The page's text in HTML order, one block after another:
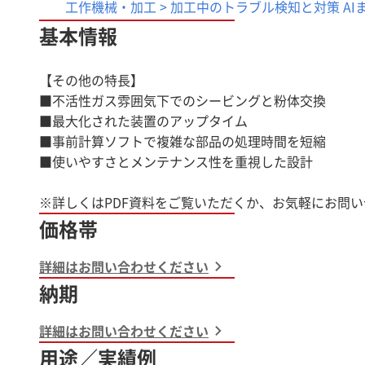
工作機械・加工 > 加工中のトラブル検知と対策 AI
基本情報
【その他の特長】
■不活性ガス雰囲気下でのシービングと粉体交換
■最大化された装置のアップタイム
■事前計算ソフトで複雑な部品の処理時間を短縮
■使いやすさとメンテナンス性を重視した設計
価格帯
詳細はお問い合わせください
納期
詳細はお問い合わせください
用途／実績例